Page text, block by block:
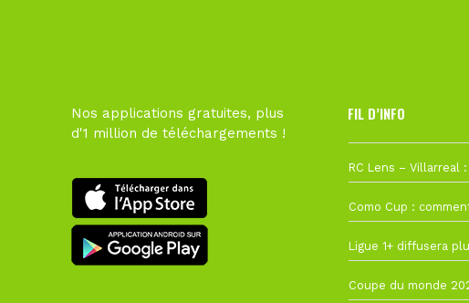
Nos applications gratuites, plus
d'1 million de téléchargements !
FIL D’INFO